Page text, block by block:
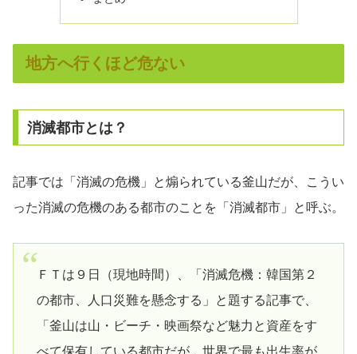
地方へ行くほど危ない
消滅都市とは？
記事では「消滅の危機」と煽られている釜山だが、こうい
った消滅の危機のある都市のことを「消滅都市」と呼ぶ。
ＦＴは９日（現地時間）、「消滅危機：韓国第２
の都市、人口災難を懸念する」と題する記事で、
「釜山は山・ビーチ・映画祭など魅力と資産をす
べて保有している都市だが、世界で最も出生率が